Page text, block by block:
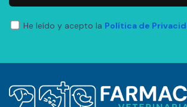
He leído y acepto la Política de